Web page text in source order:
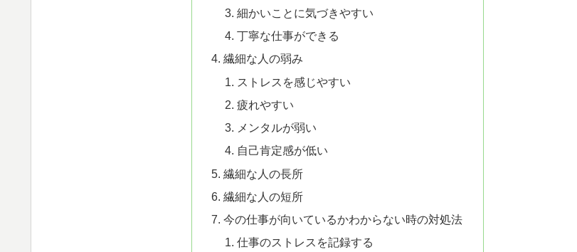
細かいことに気づきやすい
丁寧な仕事ができる
繊細な人の弱み
ストレスを感じやすい
疲れやすい
メンタルが弱い
自己肯定感が低い
繊細な人の長所
繊細な人の短所
今の仕事が向いているかわからない時の対処法
仕事のストレスを記録する